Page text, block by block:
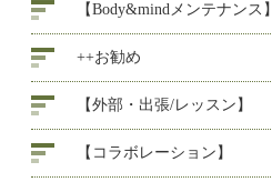
【Body&mindメンテナンス】
++お勧め
【外部・出張/レッスン】
【コラボレーション】